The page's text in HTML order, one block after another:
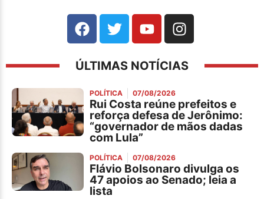
ÚLTIMAS NOTÍCIAS
POLÍTICA 07/08/2026
Rui Costa reúne prefeitos e
reforça defesa de Jerônimo:
“governador de mãos dadas
com Lula”
POLÍTICA 07/08/2026
Flávio Bolsonaro divulga os
47 apoios ao Senado; leia a
lista